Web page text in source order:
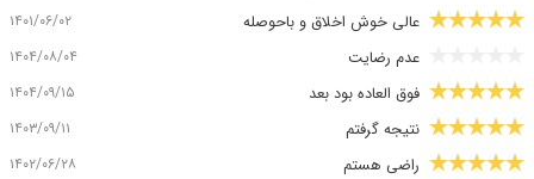
عالی خوش اخلاق و باحوصله ۱۴۰۱/۰۶/۰۲
عدم رضایت ۱۴۰۴/۰۸/۰۴
فوق العاده بود بعد ۱۴۰۴/۰۹/۱۵
نتیجه گرفتم ۱۴۰۳/۰۹/۱۱
راضی هستم ۱۴۰۲/۰۶/۲۸